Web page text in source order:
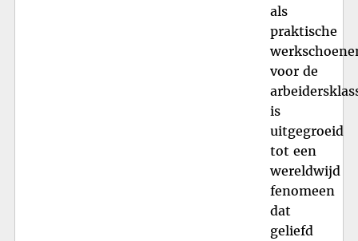
als
praktische
voor de
is
uitgegroeid
tot een
wereldwijd
fenomeen
dat
geliefd